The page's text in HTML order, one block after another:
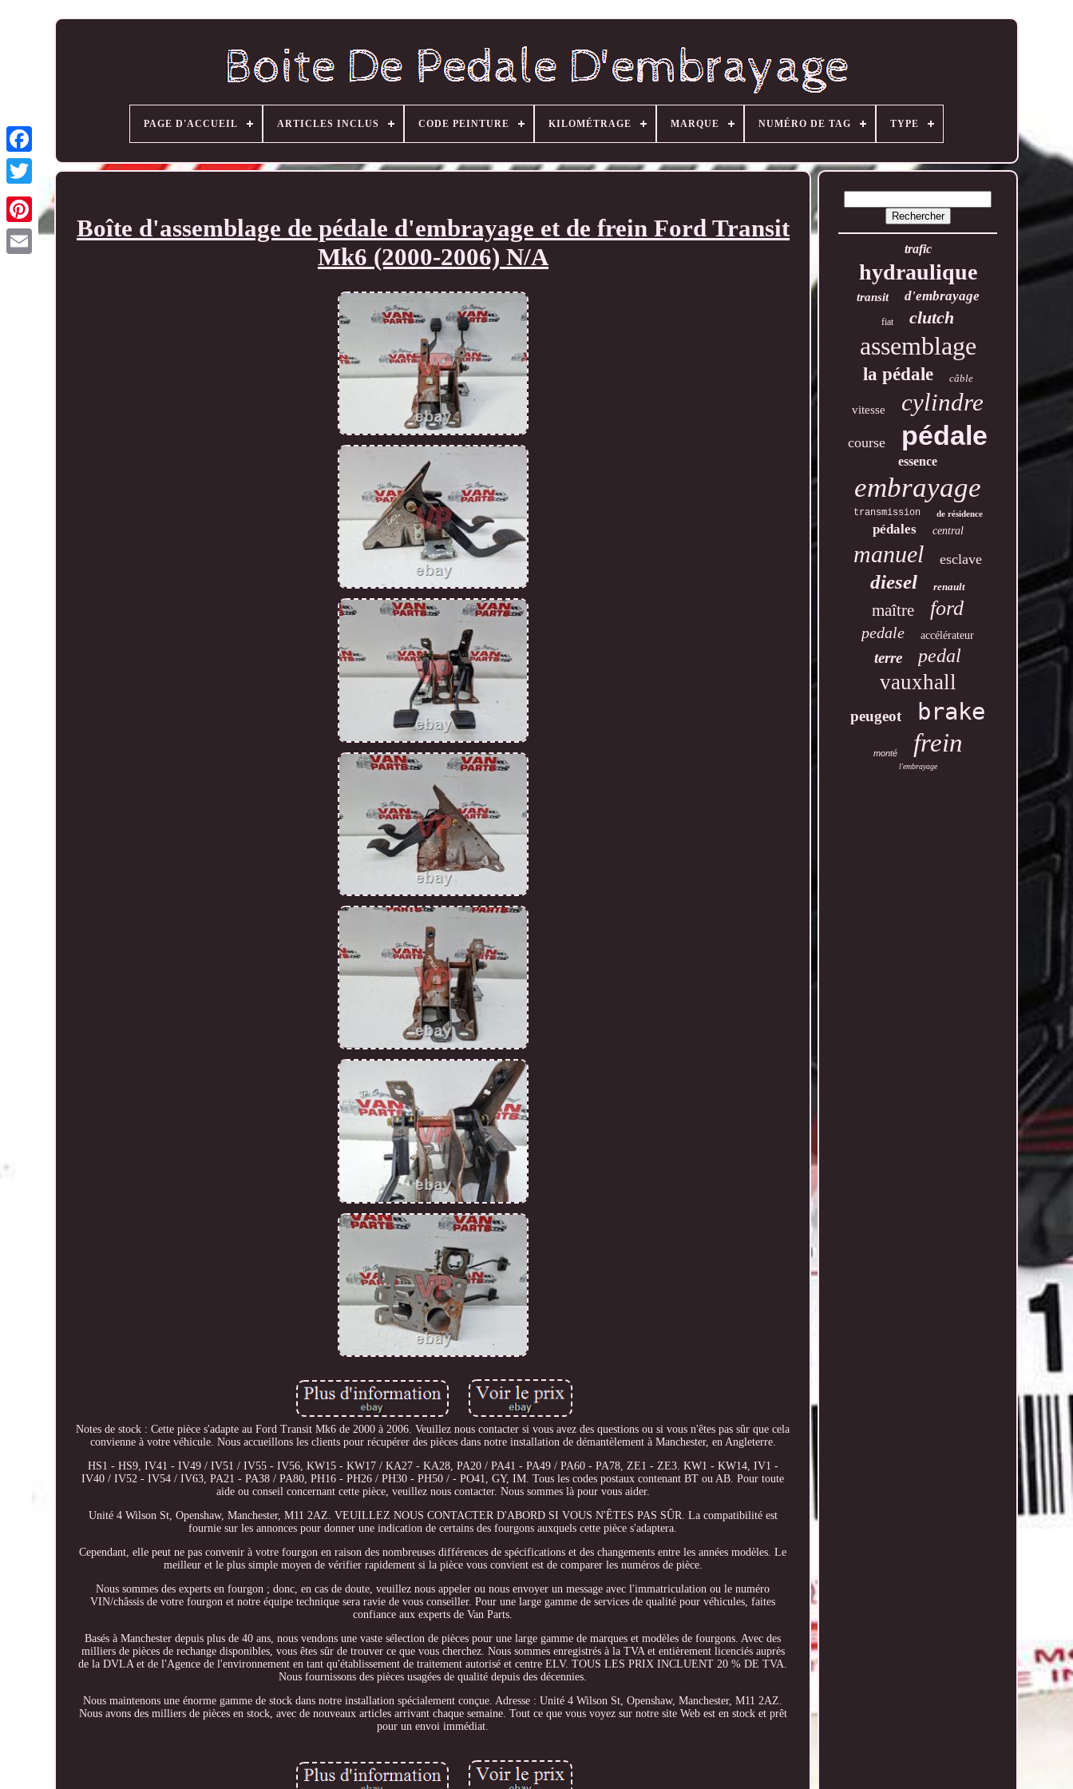
PAGE D'ACCUEIL ARTICLES INCLUS CODE PEINTURE KILOMÉTRAGE MARQUE NUMÉRO DE TAG TYPE
Boîte d'assemblage de pédale d'embrayage et de frein Ford Transit
Mk6 (2000-2006) N/A
Notes de stock : Cette pièce s'adapte au Ford Transit Mk6 de 2000 à 2006. Veuillez nous contacter si vous avez des questions ou si vous n'êtes pas sûr que cela
convienne à votre véhicule. Nous accueillons les clients pour récupérer des pièces dans notre installation de démantèlement à Manchester, en Angleterre.
HS1 - HS9, IV41 - IV49 / IV51 / IV55 - IV56, KW15 - KW17 / KA27 - KA28, PA20 / PA41 - PA49 / PA60 - PA78, ZE1 - ZE3. KW1 - KW14, IV1 -
IV40 / IV52 - IV54 / IV63, PA21 - PA38 / PA80, PH16 - PH26 / PH30 - PH50 / - PO41, GY, IM. Tous les codes postaux contenant BT ou AB. Pour toute
aide ou conseil concernant cette pièce, veuillez nous contacter. Nous sommes là pour vous aider.
Unité 4 Wilson St, Openshaw, Manchester, M11 2AZ. VEUILLEZ NOUS CONTACTER D'ABORD SI VOUS N'ÊTES PAS SÛR. La compatibilité est
fournie sur les annonces pour donner une indication de certains des fourgons auxquels cette pièce s'adaptera.
Cependant, elle peut ne pas convenir à votre fourgon en raison des nombreuses différences de spécifications et des changements entre les années modèles. Le
meilleur et le plus simple moyen de vérifier rapidement si la pièce vous convient est de comparer les numéros de pièce.
Nous sommes des experts en fourgon ; donc, en cas de doute, veuillez nous appeler ou nous envoyer un message avec l'immatriculation ou le numéro
VIN/châssis de votre fourgon et notre équipe technique sera ravie de vous conseiller. Pour une large gamme de services de qualité pour véhicules, faites
confiance aux experts de Van Parts.
Basés à Manchester depuis plus de 40 ans, nous vendons une vaste sélection de pièces pour une large gamme de marques et modèles de fourgons. Avec des
milliers de pièces de rechange disponibles, vous êtes sûr de trouver ce que vous cherchez. Nous sommes enregistrés à la TVA et entièrement licenciés auprès
de la DVLA et de l'Agence de l'environnement en tant qu'établissement de traitement autorisé et centre ELV. TOUS LES PRIX INCLUENT 20 % DE TVA.
Nous fournissons des pièces usagées de qualité depuis des décennies.
Nous maintenons une énorme gamme de stock dans notre installation spécialement conçue. Adresse : Unité 4 Wilson St, Openshaw, Manchester, M11 2AZ.
Nous avons des milliers de pièces en stock, avec de nouveaux articles arrivant chaque semaine. Tout ce que vous voyez sur notre site Web est en stock et prêt
pour un envoi immédiat.
trafic
hydraulique
transit d'embrayage
fiat clutch
assemblage
la pédale câble
vitesse cylindre
course pédale
essence
embrayage
transmission de résidence
pédales central
manuel esclave
diesel renault
maître ford
pedale accélérateur
terre pedal
vauxhall
peugeot brake
monté frein
l'embrayage